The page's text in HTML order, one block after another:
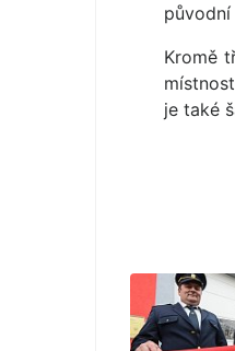
Kromě
je také